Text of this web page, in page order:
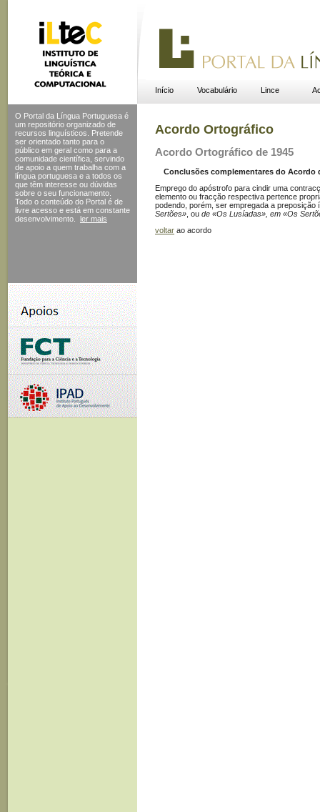
Início Vocabulário Lince
O Portal da Língua Portuguesa é
um repositório organizado de
recursos linguísticos. Pretende
ser orientado tanto para o
público em geral como para a
comunidade científica, servindo
de apoio a quem trabalha com a
língua portuguesa e a todos os
que têm interesse ou dúvidas
sobre o seu funcionamento.
Todo o conteúdo do Portal é de
livre acesso e está em constante
desenvolvimento.
ler mais
Acordo Ortográfico
Acordo Ortográfico de 1945
Conclusões complementares do Acordo
Emprego do apóstrofo para cindir uma
elemento ou fracção respectiva pertence
podendo, porém, ser empregada a
Sertões» , ou de «Os Lusíadas», em «Os
voltar ao acordo